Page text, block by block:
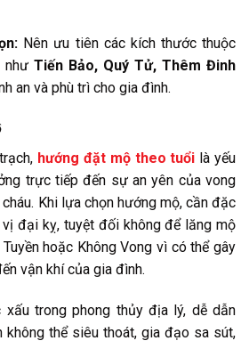
Nên ưu tiên các kích thước thuộc
như Tiến Bảo, Quý Tử, Thêm Đinh
an và phù trì cho gia đình.
hướng đặt mộ theo tuổi là yếu
trực tiếp đến sự an yên của vong
Khi lựa chọn hướng mộ, cần đặc
đại kỵ, tuyệt đối không để lăng mộ
hoặc Không Vong vì có thể gây
vận khí của gia đình.
trong phong thủy địa lý, dễ dẫn
không thể siêu thoát, gia đạo sa sút,